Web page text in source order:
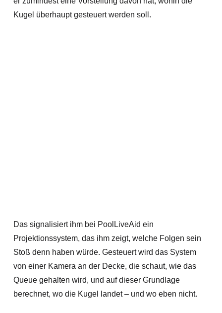
Kugel überhaupt gesteuert werden soll.
Das signalisiert ihm bei PoolLiveAid ein
Projektionssystem, das ihm zeigt, welche Folgen sein
Stoß denn haben würde. Gesteuert wird das System
von einer Kamera an der Decke, die schaut, wie das
Queue gehalten wird, und auf dieser Grundlage
berechnet, wo die Kugel landet – und wo eben nicht.